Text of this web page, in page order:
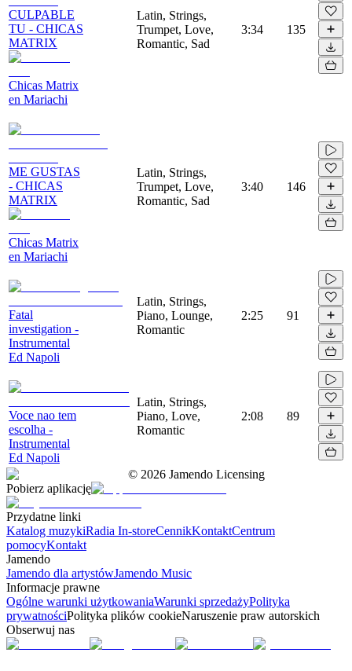
CULPABLE
TU - CHICAS
MATRIX
Chicas Matrix
en Mariachi
Latin, Strings,
Trumpet, Love,
Romantic, Sad
3:34 135
ME GUSTAS
- CHICAS
MATRIX
Chicas Matrix
en Mariachi
Latin, Strings,
Trumpet, Love,
Romantic, Sad
3:40 146
Fatal
investigation -
Instrumental
Ed Napoli
Latin, Strings,
Piano, Lounge,
Romantic
2:25 91
Voce nao tem
escolha -
Instrumental
Ed Napoli
Latin, Strings,
Piano, Love,
Romantic
2:08 89
© 2026 Jamendo Licensing
Pobierz aplikację
Przydatne linki
Katalog muzykiRadia In-storeCennikKontaktCentrum
pomocyKontakt
Jamendo
Jamendo dla artystówJamendo Music
Informacje prawne
Ogólne warunki użytkowaniaWarunki sprzedażyPolityka
prywatnościPolityka plików cookieNaruszenie praw autorskich
Obserwuj nas